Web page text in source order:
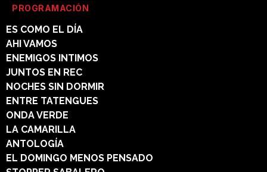
PROGRAMACIÓN
ES COMO EL DÍA
AHI VAMOS
ENEMIGOS INTIMOS
JUNTOS EN REC
NOCHES SIN DORMIR
ENTRE TATENGUES
ONDA VERDE
LA CAMARILLA
ANTOLOGÍA
EL DOMINGO MENOS PENSADO